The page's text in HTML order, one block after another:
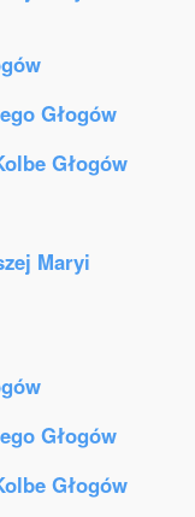
Głogów
Głogów
Maryi
Głogów
Głogów